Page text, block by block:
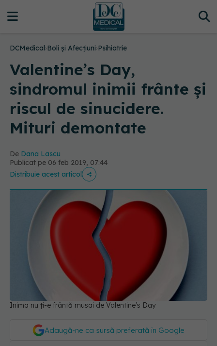
DCMedical›Boli și Afecțiuni›Psihiatrie
Valentine’s Day,
sindromul inimii frânte și
riscul de sinucidere.
Mituri demontate
De Dana Lascu
Publicat pe 06 feb 2019, 07:44
Distribuie acest articol
Inima nu ți-e frântă musai de Valentine’s Day
Adaugă-ne ca sursă preferată în Google